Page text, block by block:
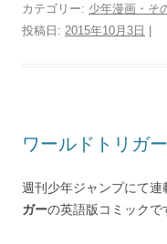
カテゴリー: 少年漫画・そ
投稿日: 2015年10月3日
ワールドトリガ
週刊少年ジャンプにて
ガーの英語版コミックで